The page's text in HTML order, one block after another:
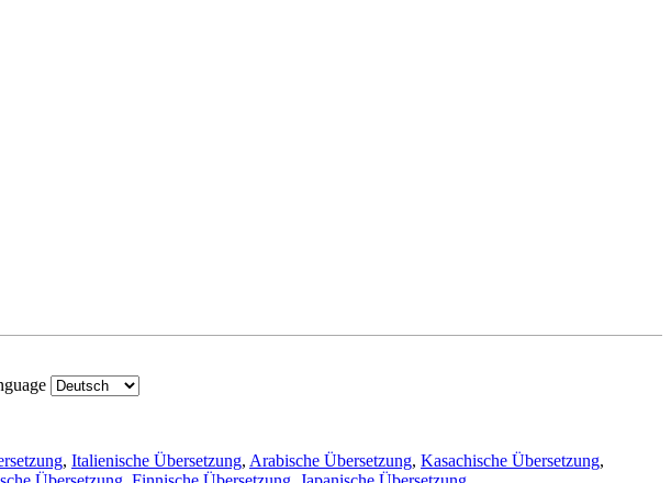
, Italienische Übersetzung, Arabische Übersetzung, Kasachische Übersetzung,